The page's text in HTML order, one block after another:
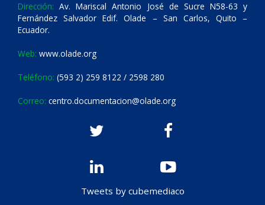
Dirección: Av. Mariscal Antonio José de Sucre N58-63 y
Fernández Salvador Edif. Olade – San Carlos, Quito –
Ecuador.
Web: www.olade.org
Teléfono: (593 2) 259 8122 / 2598 280
Correo: centro.documentacion@olade.org
Tweets by cubemediaco